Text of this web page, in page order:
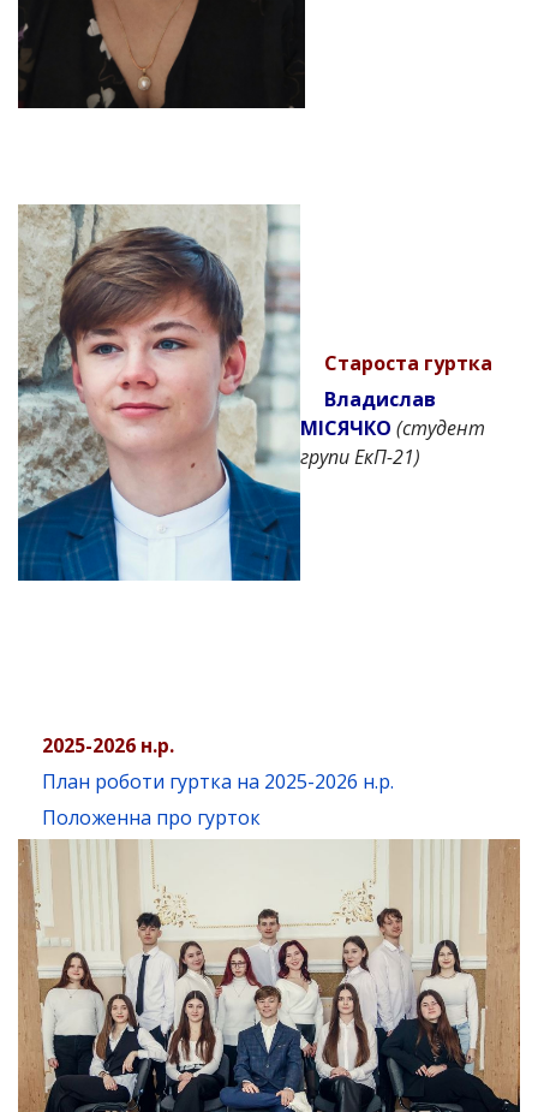
Староста гуртка
Владислав
МІСЯЧКО (студент
групи ЕкП-21)
2025-2026 н.р.
План роботи гуртка на 2025-2026 н.р.
Положенна про гурток